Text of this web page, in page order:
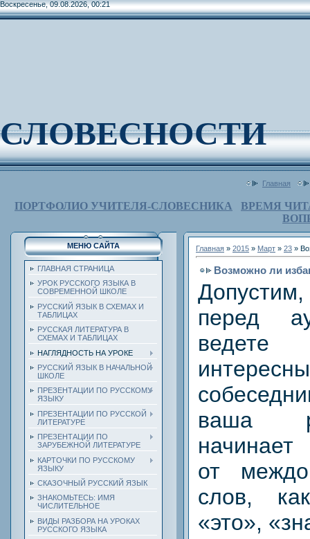
Воскресенье, 09.08.2026, 00:21
СЛОВЕСНОСТИ
Главная
ПОРТФОЛИО УЧИТЕЛЯ-СЛОВЕСНИКА
ВРЕМЯ
МЕНЮ САЙТА
ГЛАВНАЯ СТРАНИЦА
УРОК РУССКОГО ЯЗЫКА В
СОВРЕМЕННОЙ ШКОЛЕ
РУССКИЙ ЯЗЫК В СХЕМАХ И
ТАБЛИЦАХ
РУССКАЯ ЛИТЕРАТУРА В
СХЕМАХ И ТАБЛИЦАХ
НАГЛЯДНОСТЬ НА УРОКЕ
РУССКИЙ ЯЗЫК В НАЧАЛЬНОЙ
ШКОЛЕ
ПРЕЗЕНТАЦИИ ПО РУССКОМУ
ЯЗЫКУ
ПРЕЗЕНТАЦИИ ПО РУССКОЙ
ЛИТЕРАТУРЕ
ПРЕЗЕНТАЦИИ ПО
ЗАРУБЕЖНОЙ ЛИТЕРАТУРЕ
КАРТОЧКИ ПО РУССКОМУ
ЯЗЫКУ
СКАЗОЧНЫЙ РУССКИЙ ЯЗЫК
ЗНАКОМЬТЕСЬ: ИМЯ
ЧИСЛИТЕЛЬНОЕ
ВИДЫ РАЗБОРА НА УРОКАХ
РУССКОГО ЯЗЫКА
Главная » 2015 » Март » 23 »
Возможно ли
перед
ваша
от
слов,
«это»,